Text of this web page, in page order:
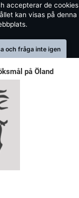
accepterar de cookies
kan visas på denna
och fråga inte igen
på Öland